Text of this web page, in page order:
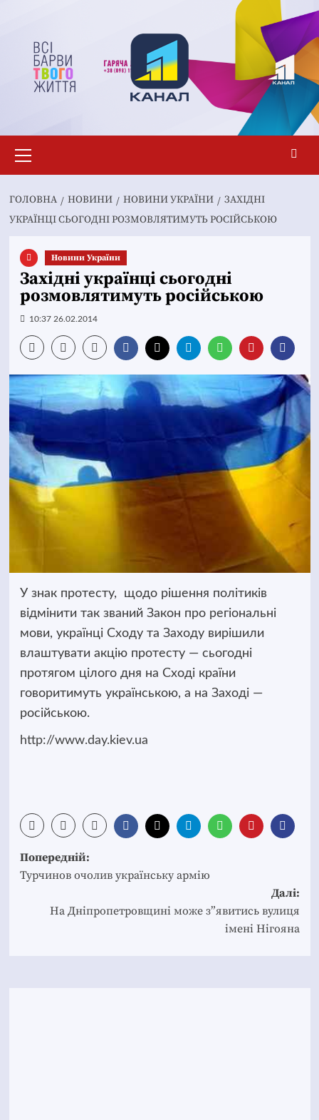
вмісту
меню
ГОЛОВНА НОВИНИ НОВИНИ УКРАЇНИ
ЗАХІДНІ
УКРАЇНЦІ СЬОГОДНІ РОЗМОВЛЯТИМУТЬ РОСІЙСЬКОЮ
Новини України
Західні українці сьогодні
розмовлятимуть російською
10:37 26.02.2014
У знак протесту, щодо рішення політиків
відмінити так званий Закон про регіональні
мови, українці Сходу та Заходу вирішили
влаштувати акціюпротесту — сьогодні
протягом цілого дня на Сході країни
говоритимуть українською, а на Заході —
російською.
http://www.day.kiev.ua
Post
navigation
Попередній:
Турчинов очолив українську армію
Далі:
На Дніпропетровщині може з”явитись вулиця
імені Нігояна